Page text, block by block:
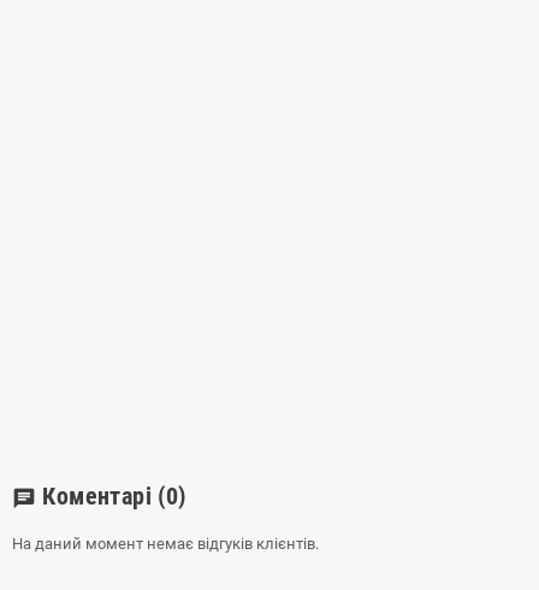
chat Коментарі (0)
На даний момент немає відгуків клієнтів.